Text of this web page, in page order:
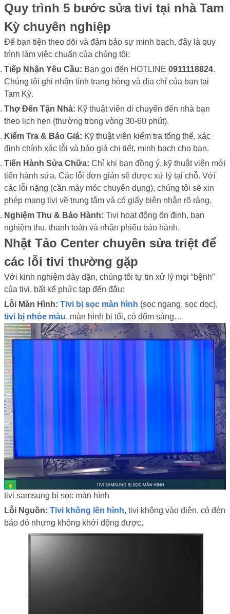
Quy trình 5 bước sửa tivi tại nhà Tam
Kỳ chuyên nghiệp
Để bạn tiện theo dõi và đảm bảo sự minh bạch, đây là quy
trình làm việc chuẩn của chúng tôi:
Tiếp Nhận Yêu Cầu: Bạn gọi đến HOTLINE 0911118824.
Chúng tôi ghi nhận tình trạng hỏng và địa chỉ của bạn tại
Tam Kỳ.
Thợ Đến Tận Nhà: Kỹ thuật viên di chuyển đến nhà bạn
theo lịch hẹn (thường trong vòng 30-60 phút).
Kiểm Tra & Báo Giá: Kỹ thuật viên kiểm tra tổng thể, xác
định chính xác lỗi và báo giá chi tiết, minh bạch cho bạn.
Tiến Hành Sửa Chữa: Chỉ khi bạn đồng ý, kỹ thuật viên mới
tiến hành sửa. Các lỗi đơn giản sẽ được xử lý tại chỗ. Với
các lỗi nặng (cần máy móc chuyên dụng), chúng tôi sẽ xin
phép mang tivi về trung tâm và có giấy biên nhận rõ ràng.
Nghiệm Thu & Bảo Hành: Tivi hoạt động ổn định, bạn
nghiệm thu, thanh toán và nhận phiếu bảo hành.
Nhật Tảo Center chuyên sửa triệt để
các lỗi tivi thường gặp
Với kinh nghiệm dày dặn, chúng tôi tự tin xử lý mọi “bệnh”
của tivi, bất kể phức tạp đến đâu:
Lỗi Màn Hình: Tivi bị sọc màn hình (sọc ngang, sọc dọc),
tivi bị nhòe màu, màn hình bị tối, có đốm sáng…
tivi samsung bị sọc màn hình
Lỗi Nguồn: Tivi không lên hình, tivi không vào điện, có đèn
báo đỏ nhưng không khởi động được.